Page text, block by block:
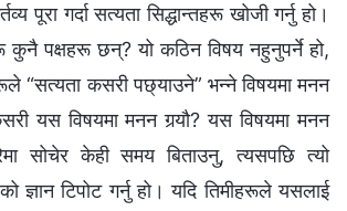
पूरा गर्दा सत्यता सिद्धान्तहरू खोजी गर्नु हो।
पक्षहरू छन्? यो कठिन विषय नहुनुपर्ने हो,
“सत्यता कसरी पछ्याउने” भन्‍ने विषयमा मनन
यस विषयमा मनन गर्‍यौ? यस विषयमा मनन
सोचेर केही समय बिताउनु, त्यसपछि त्यो
ज्ञान टिपोट गर्नु हो। यदि तिमीहरूले यसलाई